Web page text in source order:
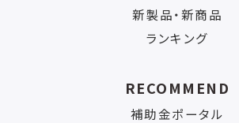
新製品・新商品
ランキング
RECOMMEND
補助金ポータル